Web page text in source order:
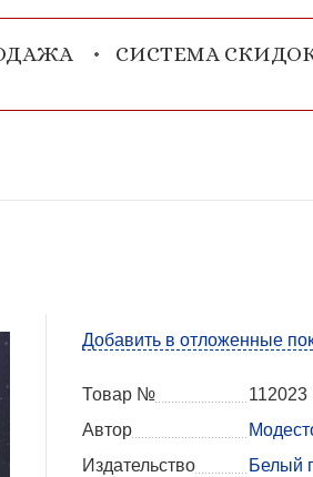
СИСТЕМА
Добавить в отложенные
Товар №
112023
Автор
Издательство
Белый